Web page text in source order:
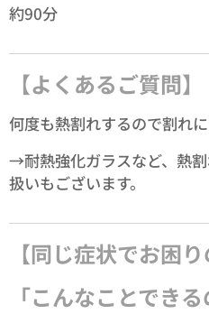
約90分
【よくあるご質問】
何度も熱割れするので割れ
→耐熱強化ガラスなど、熱
扱いもございます。
【同じ症状でお困り
「こんなことできる